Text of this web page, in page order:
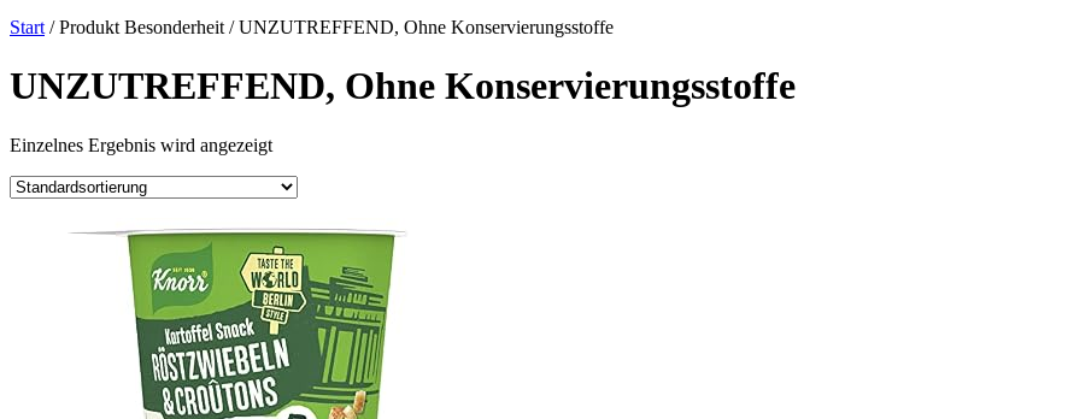
Start / Produkt Besonderheit / ‎UNZUTREFFEND, Ohne Konservierungsstoffe
‎UNZUTREFFEND, Ohne Konservierungsstoffe
Einzelnes Ergebnis wird angezeigt